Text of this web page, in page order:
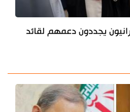
يجددون دعمهم لقائد